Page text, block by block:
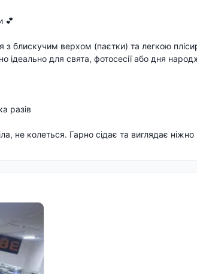
💕
блискучим верхом (паєтки) та легкою
ідеально для свята, фотосесії або дня
разів
не колеться. Гарно сідає та виглядає ніжно